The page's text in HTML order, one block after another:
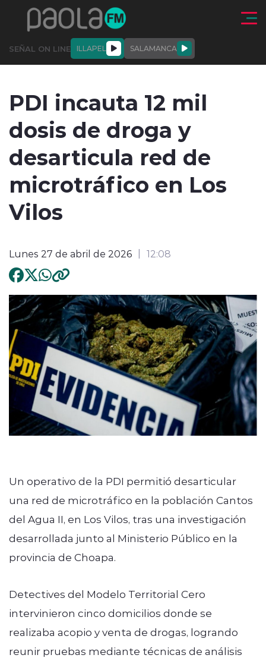
Click acá para ir directamente al contenido
SEÑAL ON LINE ILLAPEL SALAMANCA
ACTUALIDAD ENTREVISTAS
modo claro
PDI incauta 12 mil
dosis de droga y
desarticula red de
microtráfico en Los
Vilos
Lunes 27 de abril de 2026 12:08
Un operativo de la PDI permitió desarticular
una red de microtráfico en la población Cantos
del Agua II, en Los Vilos, tras una investigación
desarrollada junto al Ministerio Público en la
provincia de Choapa.
Detectives del Modelo Territorial Cero
intervinieron cinco domicilios donde se
realizaba acopio y venta de drogas, logrando
reunir pruebas mediante técnicas de análisis